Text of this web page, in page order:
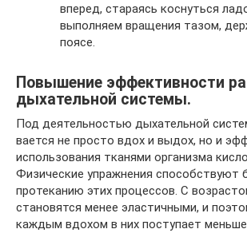
вперед, стараясь коснуться
выполняем вращения тазом,
поясе.
Повышение эффективности
дыхательной систе­мы.
Под деятельностью дыхательной
вается не просто вдох и выдох, но и
использования тканями организма
Физические упражнения способствуют
протеканию этих процессов. С
становятся менее элас­тичными, и
каждым вдохом в них поступает